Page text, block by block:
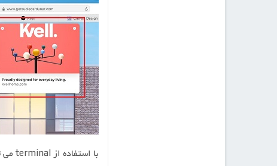
با استفاده از terminal می توانید قابلیت tab preview در سافاری را غیرفعال کنید